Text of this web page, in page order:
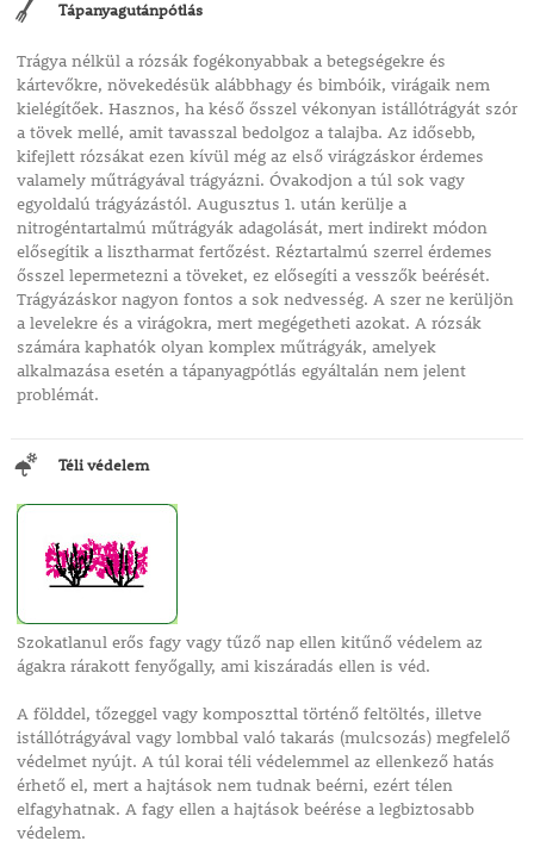
Tápanyagutánpótlás
Trágya nélkül a rózsák fogékonyabbak a betegségekre és
kártevőkre, növekedésük alábbhagy és bimbóik, virágaik nem
kielégítőek. Hasznos, ha késő ősszel vékonyan istállótrágyát szór
a tövek mellé, amit tavasszal bedolgoz a talajba. Az idősebb,
kifejlett rózsákat ezen kívül még az első virágzáskor érdemes
valamely műtrágyával trágyázni. Óvakodjon a túl sok vagy
egyoldalú trágyázástól. Augusztus 1. után kerülje a
nitrogéntartalmú műtrágyák adagolását, mert indirekt módon
elősegítik a lisztharmat fertőzést. Réztartalmú szerrel érdemes
ősszel lepermetezni a töveket, ez elősegíti a vesszők beérését.
Trágyázáskor nagyon fontos a sok nedvesség. A szer ne kerüljön
a levelekre és a virágokra, mert megégetheti azokat. A rózsák
számára kaphatók olyan komplex műtrágyák, amelyek
alkalmazása esetén a tápanyagpótlás egyáltalán nem jelent
problémát.
Téli védelem
Szokatlanul erős fagy vagy tűző nap ellen kitűnő védelem az
ágakra rárakott fenyőgally, ami kiszáradás ellen is véd.
A földdel, tőzeggel vagy komposzttal történő feltöltés, illetve
istállótrágyával vagy lombbal való takarás (mulcsozás) megfelelő
védelmet nyújt. A túl korai téli védelemmel az ellenkező hatás
érhető el, mert a hajtások nem tudnak beérni, ezért télen
elfagyhatnak. A fagy ellen a hajtások beérése a legbiztosabb
védelem.